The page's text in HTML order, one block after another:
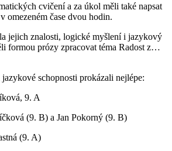
cvičení a za úkol měli také napsat
omezeném čase dvou hodin.
jejich znalosti, logické myšlení i jazykový
formou prózy zpracovat téma Radost z…
schopnosti prokázali nejlépe:
9. A
(9. B) a Jan Pokorný (9. B)
(9. A)